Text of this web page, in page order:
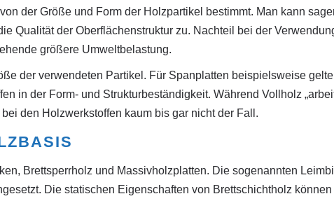
der Größe und Form der Holzpartikel bestimmt. Man kann
Qualität der Oberflächenstruktur zu. Nachteil bei der
größere Umweltbelastung.
der verwendeten Partikel. Für Spanplatten beispielsweise
in der Form- und Strukturbeständigkeit. Während Vollholz
den Holzwerkstoffen kaum bis gar nicht der Fall.
Brettsperrholz und Massivholzplatten. Die sogenannten
Die statischen Eigenschaften von Brettschichtholz